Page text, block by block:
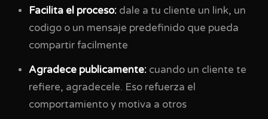
Facilita el proceso: dale a tu cliente un link, un
codigo o un mensaje predefinido que pueda
compartir facilmente
Agradece publicamente: cuando un cliente te
refiere, agradecele. Eso refuerza el
comportamiento y motiva a otros